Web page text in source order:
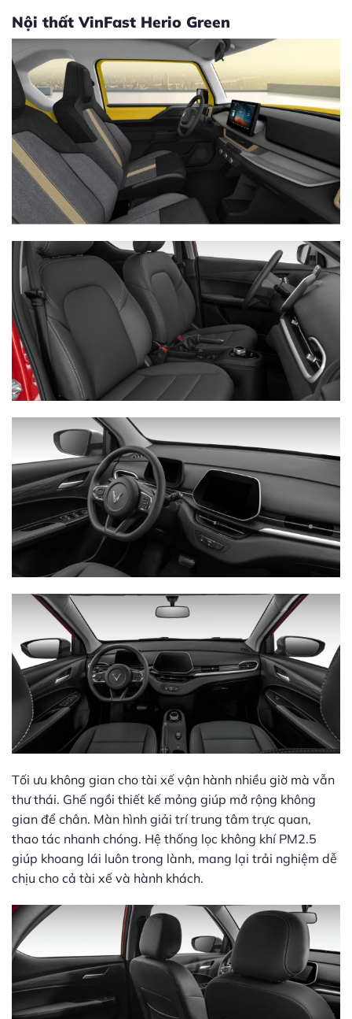
Nội thất VinFast Herio Green
Tối ưu không gian cho tài xế vận hành nhiều giờ mà vẫn
thư thái. Ghế ngồi thiết kế mỏng giúp mở rộng không
gian để chân. Màn hình giải trí trung tâm trực quan,
thao tác nhanh chóng. Hệ thống lọc không khí PM2.5
giúp khoang lái luôn trong lành, mang lại trải nghiệm dễ
chịu cho cả tài xế và hành khách.